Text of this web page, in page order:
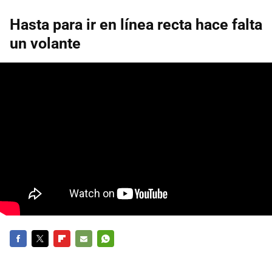
Hasta para ir en línea recta hace falta
un volante